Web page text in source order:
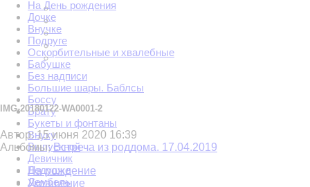
На День рождения
Дочке
Внучке
Подруге
Оскорбительные и хвалебные
Бабушке
Без надписи
Большие шары. Баблсы
Боссу
Брату
Букеты и фонтаны
Внуку
Выпускной
Девичник
Дедушке
Дембель
IMG-20180122-WA0001-2
Автор:15 июня 2020 16:39
Альбомы:Встреча из роддома. 17.04.2019
На рождение
Украшение